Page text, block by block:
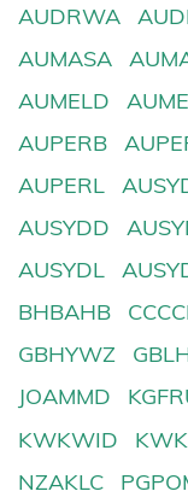
AUDRWA
AUMASA
AUMELD
AUPERB
AUPERL
AUSYDD
AUSYDL
BHBAHB
GBHYWZ
JOAMMD
KWKWID
NZAKLC